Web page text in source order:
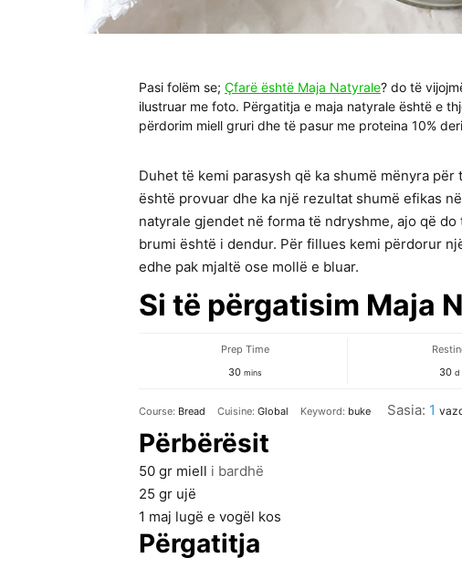
Pasi folëm se; Çfarë është Maja Natyrale? do të
ilustruar me foto. Përgatitja e maja natyrale është e
përdorim miell gruri dhe të pasur me proteina 10%
Duhet të kemi parasysh që ka shumë mënyra
është provuar dhe ka një rezultat shumë efikas
natyrale gjendet në forma të ndryshme, ajo që
brumi është i dendur. Për fillues kemi përdorur
edhe pak mjaltë ose mollë e bluar.
Si të përgatisim Maja
Prep Time
30minutes
mins
30 d
Course: Bread Cuisine:Global Keyword: buke Sasia: 1
Përbërësit
50 gr miell i bardhë
25 gr ujë
1 maj lugë e vogël kos
Përgatitja